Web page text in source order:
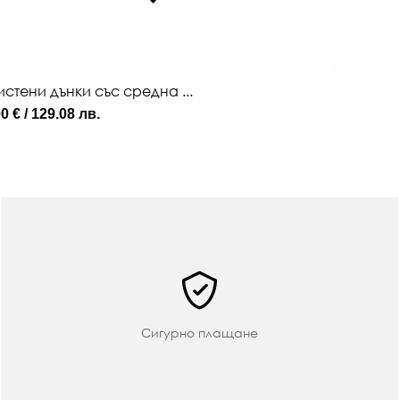
дънки със средна ...
€ / 129.08 лв.
Сигурно плащане